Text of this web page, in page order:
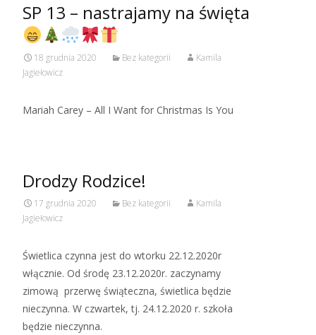
SP 13 – nastrajamy na święta
18 grudnia 2020 Bez kategorii
Kamila
Jagiełowicz
Mariah Carey – All I Want for Christmas Is You
Drodzy Rodzice!
17 grudnia 2020 Bez kategorii
Kamila
Jagiełowicz
Świetlica czynna jest do wtorku 22.12.2020r
włącznie. Od środę 23.12.2020r. zaczynamy
zimową przerwę świąteczna, świetlica będzie
nieczynna. W czwartek, tj. 24.12.2020 r. szkoła
będzie nieczynna.